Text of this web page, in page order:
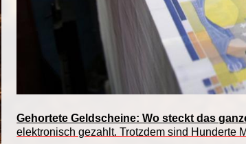
Gehortete Geldscheine: Wo steckt das
elektronisch gezahlt. Trotzdem sind Hunderte